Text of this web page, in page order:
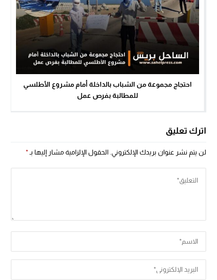
احتجاج مجموعة من الشباب بالداخلة أمام مشروع الأطلسي
للمطالبة بفرص عمل
اترك تعليق
لن يتم نشر عنوان بريدك الإلكتروني. الحقول الإلزامية مشار إليها بـ*